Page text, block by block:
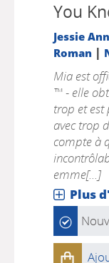
You
Jessie
Roman |
Mia est
™ - elle
trop et
avec trop
compte à
emme[...]
Plus